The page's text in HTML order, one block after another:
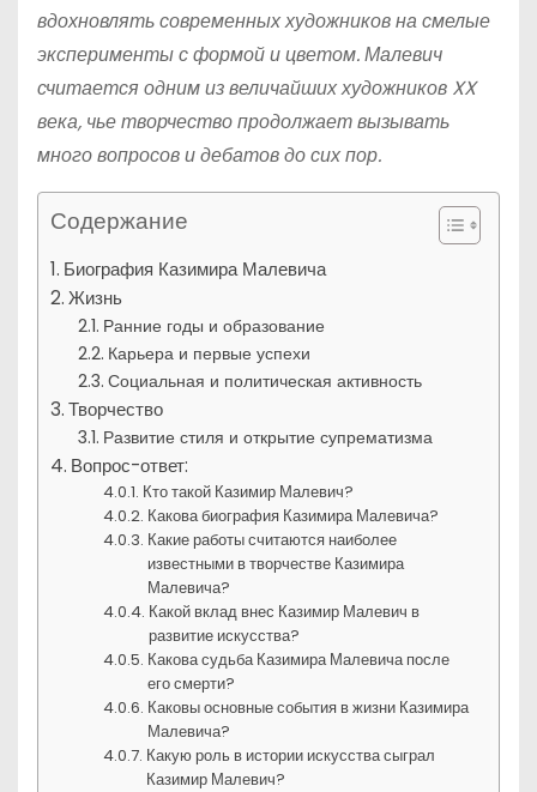
вдохновлять современных художников на смелые
эксперименты с формой и цветом. Малевич
считается одним из величайших художников XX
века, чье творчество продолжает вызывать
много вопросов и дебатов до сих пор.
Содержание
Биография Казимира Малевича
Жизнь
Ранние годы и образование
Карьера и первые успехи
Социальная и политическая активность
Творчество
Развитие стиля и открытие супрематизма
Вопрос-ответ:
Кто такой Казимир Малевич?
Какова биография Казимира Малевича?
Какие работы считаются наиболее
известными в творчестве Казимира
Малевича?
Какой вклад внес Казимир Малевич в
развитие искусства?
Какова судьба Казимира Малевича после
его смерти?
Каковы основные события в жизни Казимира
Малевича?
Какую роль в истории искусства сыграл
Казимир Малевич?